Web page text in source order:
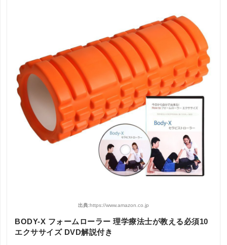
出典: https://www.amazon.co.jp
BODY-X フォームローラー 理学療法士が教える必須10
エクササイズ DVD解説付き